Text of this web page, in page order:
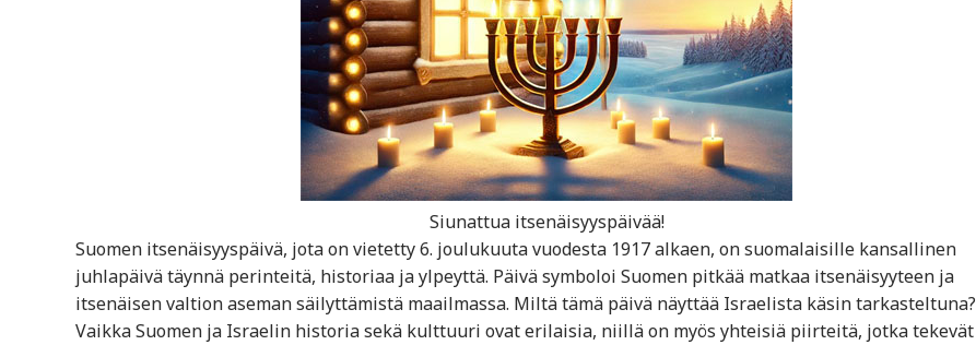
Siunattua itsenäisyyspäivää!
Suomen itsenäisyyspäivä, jota on vietetty 6. joulukuuta vuodesta 1917 alkaen, on suomalaisille kansallinen
juhlapäivä täynnä perinteitä, historiaa ja ylpeyttä. Päivä symboloi Suomen pitkää matkaa itsenäisyyteen ja
itsenäisen valtion aseman säilyttämistä maailmassa. Miltä tämä päivä näyttää Israelista käsin tarkasteltuna?
Vaikka Suomen ja Israelin historia sekä kulttuuri ovat erilaisia, niillä on myös yhteisiä piirteitä, jotka tekevät